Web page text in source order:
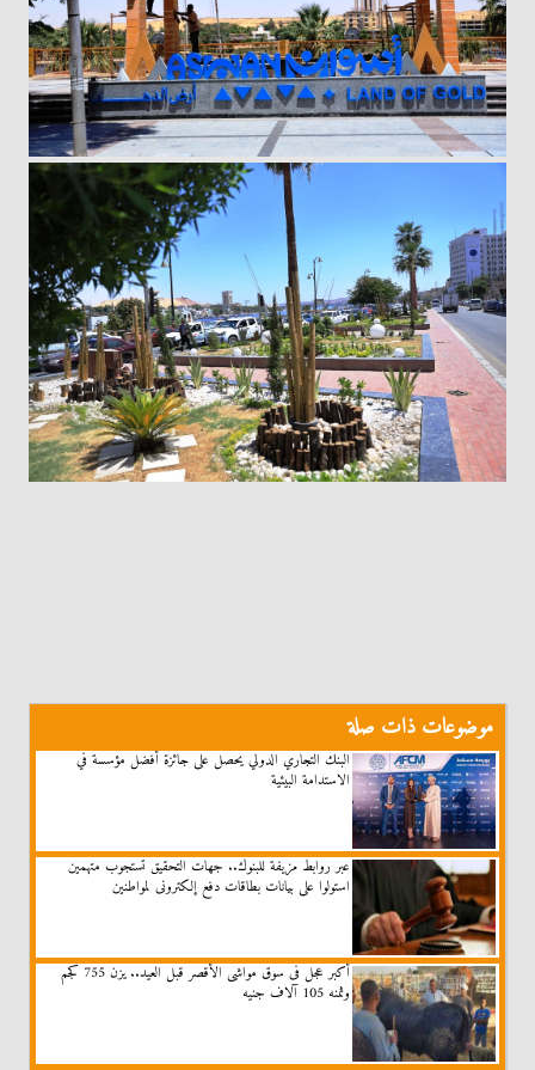
موضوعات ذات صلة
البنك التجاري الدولي يحصل على جائزة أفضل مؤسسة في
الاستدامة البيئية
عبر روابط مزيفة للبنوك.. جهات التحقيق تستجوب متهمين
استولوا على بيانات بطاقات دفع إلكترونى لمواطنين
أكبر عجل فى سوق مواشى الأقصر قبل العيد.. يزن 755 كجم
وثمنه 105 آلاف جنيه